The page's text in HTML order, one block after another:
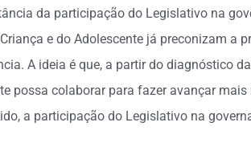
da participação do Legislativo na
e do Adolescente já preconizam a
A ideia é que, a partir do diagnóstico
possa colaborar para fazer avançar
a participação do Legislativo na